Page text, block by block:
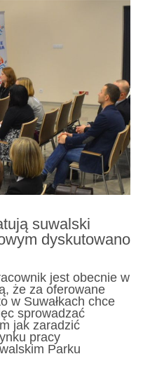
suwalski
dyskutowano
jest obecnie w
że za oferowane
w Suwałkach chce
sprowadzać
jak zaradzić
pracy
Parku